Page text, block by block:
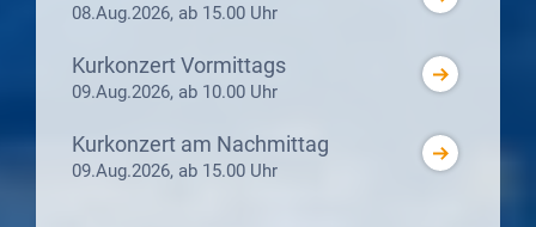
08.Aug.2026, ab 15.00 Uhr
Kurkonzert Vormittags
09.Aug.2026, ab 10.00 Uhr
Kurkonzert am Nachmittag
09.Aug.2026, ab 15.00 Uhr